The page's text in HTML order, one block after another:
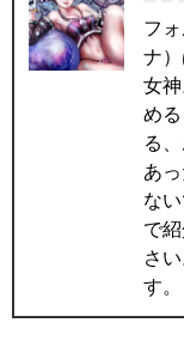
フ
ナ
女
め
る
あ
な
で
さ
す。